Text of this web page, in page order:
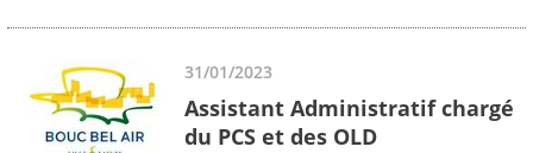
31/01/2023
Assistant Administratif chargé
du PCS et des OLD